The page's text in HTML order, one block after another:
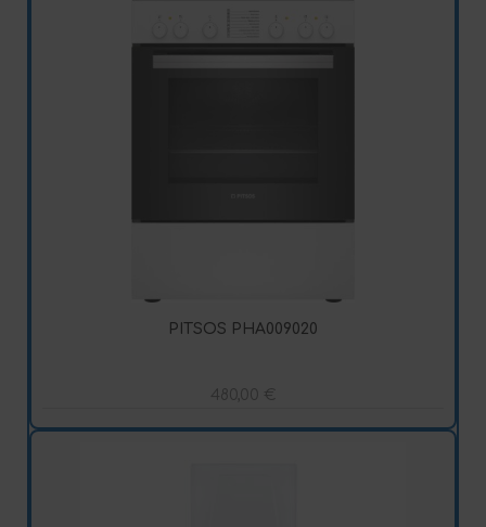
PITSOS PHA009020
480,00 €